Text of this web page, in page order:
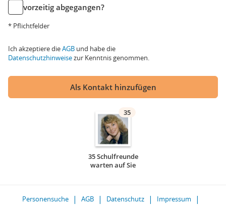
vorzeitig abgegangen?
* Pflichtfelder
Ich akzeptiere dieAGB und habe die
Datenschutzhinweisezur Kenntnis genommen.
Als Kontakt hinzufügen
35
35 Schulfreunde
warten auf Sie
Personensuche AGB Datenschutz
Impressum